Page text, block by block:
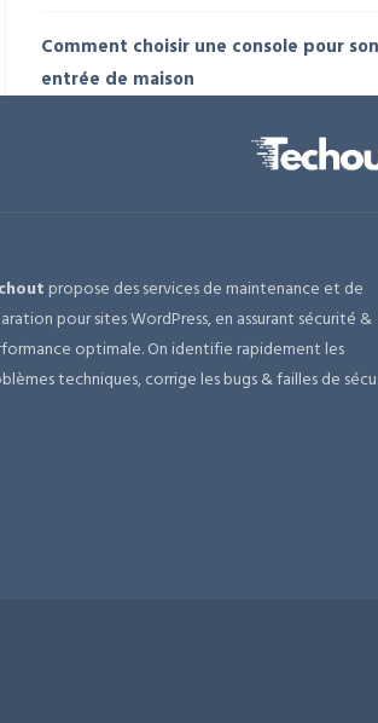
Comment choisir une console pour son
entrée de maison
propose des services de maintenance et de
pour sites WordPress, en assurant sécurité &
optimale. On identifie rapidement les
techniques, corrige les bugs & failles de sécu.